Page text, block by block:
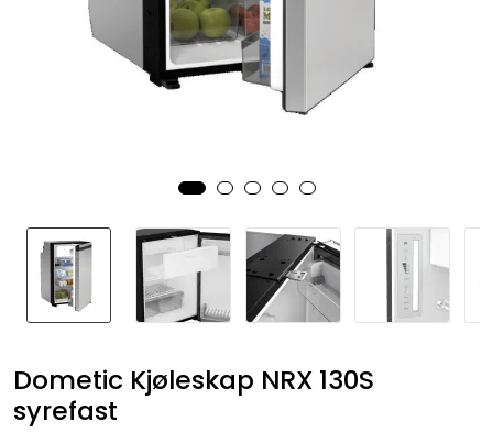
Dometic Kjøleskap NRX 130S
syrefast
Båtpleie/Opplag